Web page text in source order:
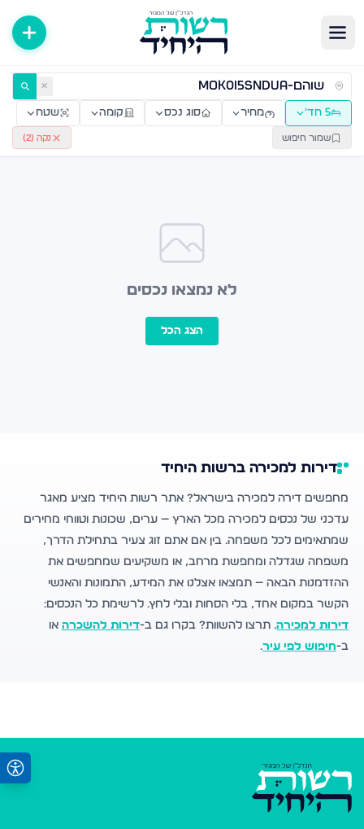
דירות למכירה ולהשכרה — רשות היחיד ✕
5 חד׳ מחיר סוג נכס קומה שטח
שמור חיפוש נקה (2
)
לא נמצאו נכסים
הצג הכל
דירות למכירה ברשות היחיד
מחפשים דירה למכירה בישראל? אתר רשות היחיד מציע מאגר
עדכני של נכסים למכירה מכל הארץ — ערים, שכונות וטווחי מחירים
שמתאימים לכל משפחה. בין אם אתם זוג צעיר בתחילת הדרך,
משפחה שגדלה ומחפשת מרחב, או משקיעים שמחפשים את
ההזדמנות הבאה — תמצאו אצלנו את המידע, התמונות והאנשי
הקשר במקום אחד, בלי הסחות ובלי לחץ. לרשימת כל הנכסים:
דירות למכירה. תרצו להשוות? בקרו גם ב-דירות להשכרה או
ב-חיפוש לפי עיר.